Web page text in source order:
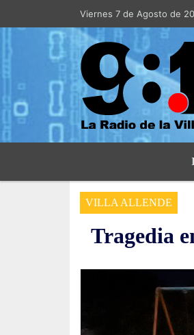
Viernes 7 de Agosto de
Hoy es
VILLA ALLENDE
Tragedia